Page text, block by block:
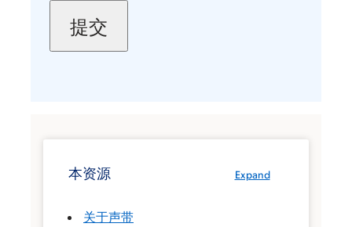
Expand
本资源
关于声带